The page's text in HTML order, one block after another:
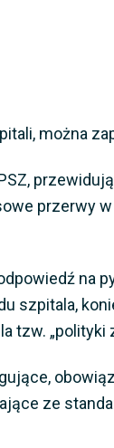
można
przerwy
szpitala,
tzw. „polityki
ze